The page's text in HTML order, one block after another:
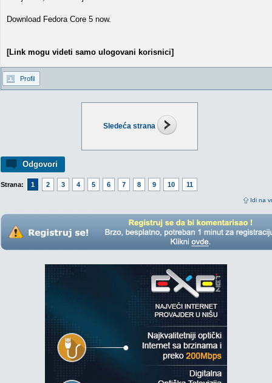
Sledeća strana
Odgovori
Strana: 1 2 3 4 5 6 7 8 9 10 11
Idi na
Download Fedora Core 5 now.
[Link mogu videti samo ulogovani korisnici]
Profil